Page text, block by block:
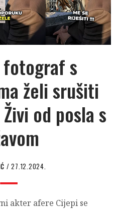
fotograf s
želi srušiti
od posla s
/ 27.12.2024.
akter afere Cijepi se